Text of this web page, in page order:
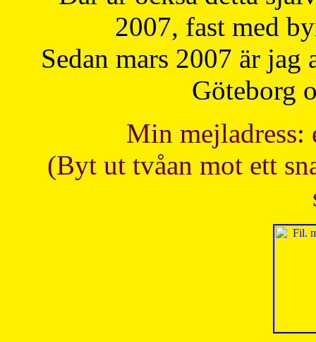
2007, fast med
Sedan mars 2007 är
Göteborg
Min mejladress:
(Byt ut tvåan mot ett